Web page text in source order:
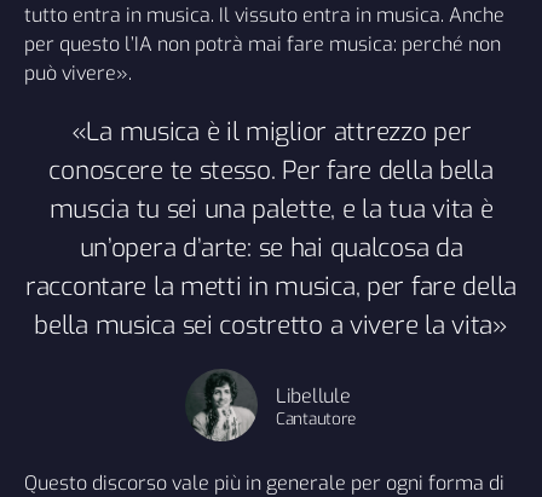
tutto entra in musica. Il vissuto entra in musica. Anche
per questo l’IA non potrà mai fare musica: perché non
può vivere».
«La musica è il miglior attrezzo per
conoscere te stesso. Per fare della bella
muscia tu sei una palette, e la tua vita è
un’opera d’arte: se hai qualcosa da
raccontare la metti in musica, per fare della
bella musica sei costretto a vivere la vita»
Libellule
Cantautore
Questo discorso vale più in generale per ogni forma di